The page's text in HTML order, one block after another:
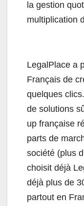
la gestion
multiplication
LegalPlace a
Français de
quelques
de solutions
up française
parts de
société (plus
choisit déjà
déjà plus de
partout en